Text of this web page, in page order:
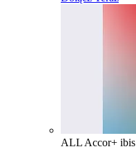
ALL Accor+ ibis